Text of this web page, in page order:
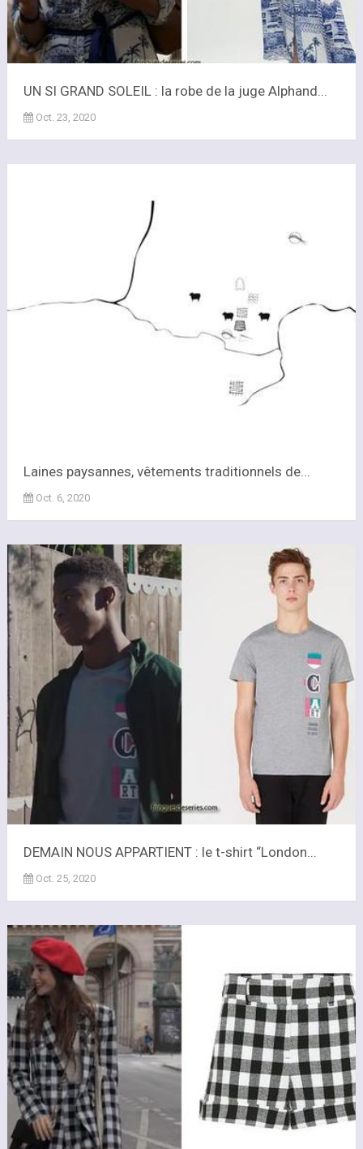
UN SI GRAND SOLEIL : la robe de la juge Alphand...
Oct. 23, 2020
Laines paysannes, vêtements traditionnels de...
Oct. 6, 2020
DEMAIN NOUS APPARTIENT : le t-shirt “London...
Oct. 25, 2020